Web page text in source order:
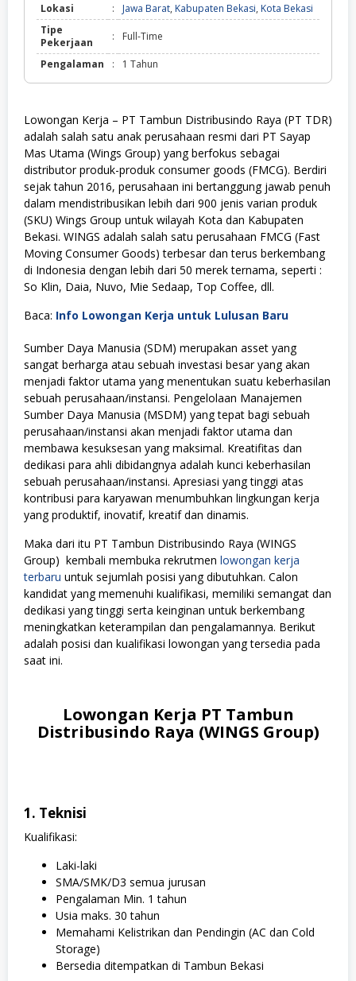
Lokasi
: Jawa Barat, Kabupaten Bekasi, Kota Bekasi
Tipe
Pekerjaan
: Full-Time
Pengalaman : 1 Tahun
Lowongan Kerja – PT Tambun Distribusindo Raya (PT TDR)
adalah salah satu anak perusahaan resmi dari PT Sayap
Mas Utama (Wings Group) yang berfokus sebagai
distributor produk-produk consumer goods (FMCG). Berdiri
sejak tahun 2016, perusahaan ini bertanggung jawab penuh
dalam mendistribusikan lebih dari 900 jenis varian produk
(SKU) Wings Group untuk wilayah Kota dan Kabupaten
Bekasi. WINGS adalah salah satu perusahaan FMCG (Fast
Moving Consumer Goods) terbesar dan terus berkembang
di Indonesia dengan lebih dari 50 merek ternama, seperti :
So Klin, Daia, Nuvo, Mie Sedaap, Top Coffee, dll.
Baca: Info Lowongan Kerja untuk Lulusan Baru
Sumber Daya Manusia (SDM) merupakan asset yang
sangat berharga atau sebuah investasi besar yang akan
menjadi faktor utama yang menentukan suatu keberhasilan
sebuah perusahaan/instansi. Pengelolaan Manajemen
Sumber Daya Manusia (MSDM) yang tepat bagi sebuah
perusahaan/instansi akan menjadi faktor utama dan
membawa kesuksesan yang maksimal. Kreatifitas dan
dedikasi para ahli dibidangnya adalah kunci keberhasilan
sebuah perusahaan/instansi. Apresiasi yang tinggi atas
kontribusi para karyawan menumbuhkan lingkungan kerja
yang produktif, inovatif, kreatif dan dinamis.
Maka dari itu PT Tambun Distribusindo Raya (WINGS
Group) kembali membuka rekrutmen lowongan kerja
terbaru untuk sejumlah posisi yang dibutuhkan. Calon
kandidat yang memenuhi kualifikasi, memiliki semangat dan
dedikasi yang tinggi serta keinginan untuk berkembang
meningkatkan keterampilan dan pengalamannya. Berikut
adalah posisi dan kualifikasi lowongan yang tersedia pada
saat ini.
Lowongan Kerja PT Tambun
Distribusindo Raya (WINGS Group)
1. Teknisi
Kualifikasi:
Laki-laki
SMA/SMK/D3 semua jurusan
Pengalaman Min. 1 tahun
Usia maks. 30 tahun
Memahami Kelistrikan dan Pendingin (AC dan Cold
Storage)
Bersedia ditempatkan di Tambun Bekasi